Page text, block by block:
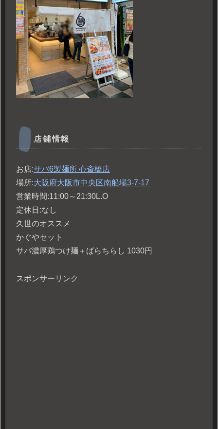
店舗情報
お店:サバ6製麺所 心斎橋店
場所:大阪府大阪市中央区南船場3-7-17
営業時間:11:00～21:30L.O
定休日:なし
久世のオススメ
かぐやセット
サバ濃厚鶏つけ麺＋ばらちらし 1030円
スポンサーリンク